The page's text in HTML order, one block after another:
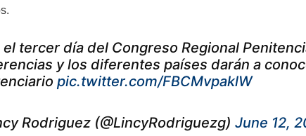
el tercer día del Congreso Regional
y los diferentes países darán a
pic.twitter.com/FBCMvpaklW
Rodriguez (@LincyRodriguezg) June 12,